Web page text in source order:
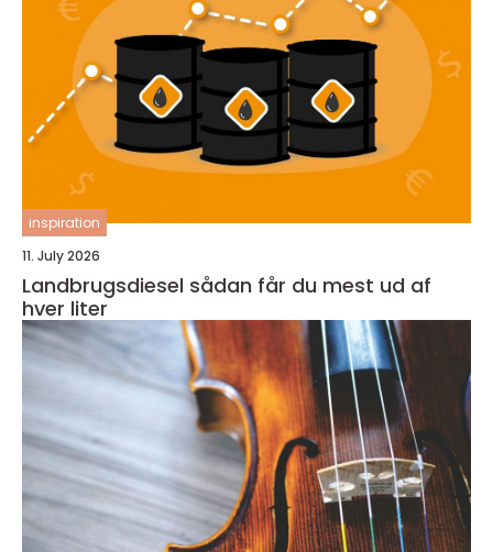
inspiration
11. July 2026
Landbrugsdiesel sådan får du mest ud af
hver liter